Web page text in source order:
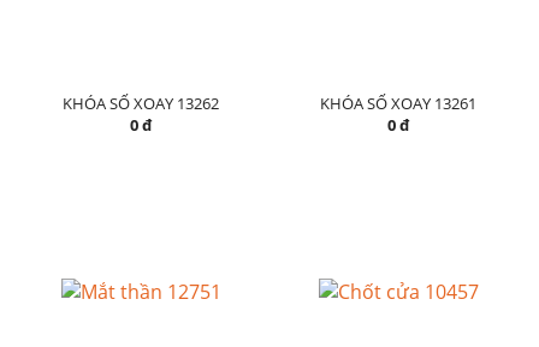
KHÓA SỐ XOAY 13262
0 đ
KHÓA SỐ XOAY 13261
0 đ